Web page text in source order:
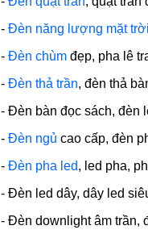
- Đèn năng lượng mặt trời
- Đèn chùmđẹp, pha lê
- Đèn thả trần, đèn thả
- Đèn bàn đọc sách, đèn
- Đèn ngủ cao cấp, đèn
- Đèn pha led, led pha,
- Đèn led dây, dây led
- Đèn downlight âm trần,